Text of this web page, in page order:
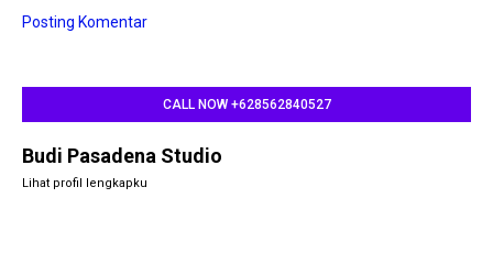
Posting Komentar
CALL NOW +628562840527
Budi Pasadena Studio
Lihat profil lengkapku